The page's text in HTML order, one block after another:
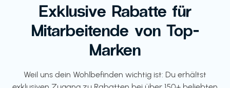
Exklusive Rabatte für
Mitarbeitende von Top-
Marken
Weil uns dein Wohlbefinden wichtig ist: Du erhältst